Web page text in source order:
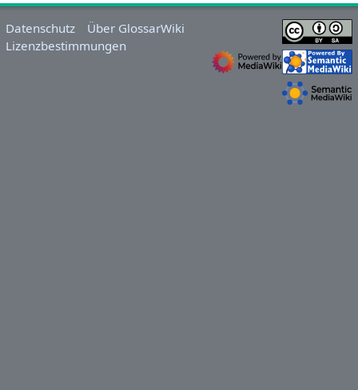
Datenschutz
Über GlossarWiki
Lizenzbestimmungen